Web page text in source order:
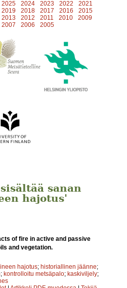
2025 2024 2023 2022
2021
2019 2018 2017 2016
2015
2013 2012 2011 2010
2009
2007 2006 2005
sanan
hajotus'
of fire in active and passive
and vegetation.
hajotus; historiallinen jäänne;
; kontrolloitu metsäpalo; kaskiviljely;